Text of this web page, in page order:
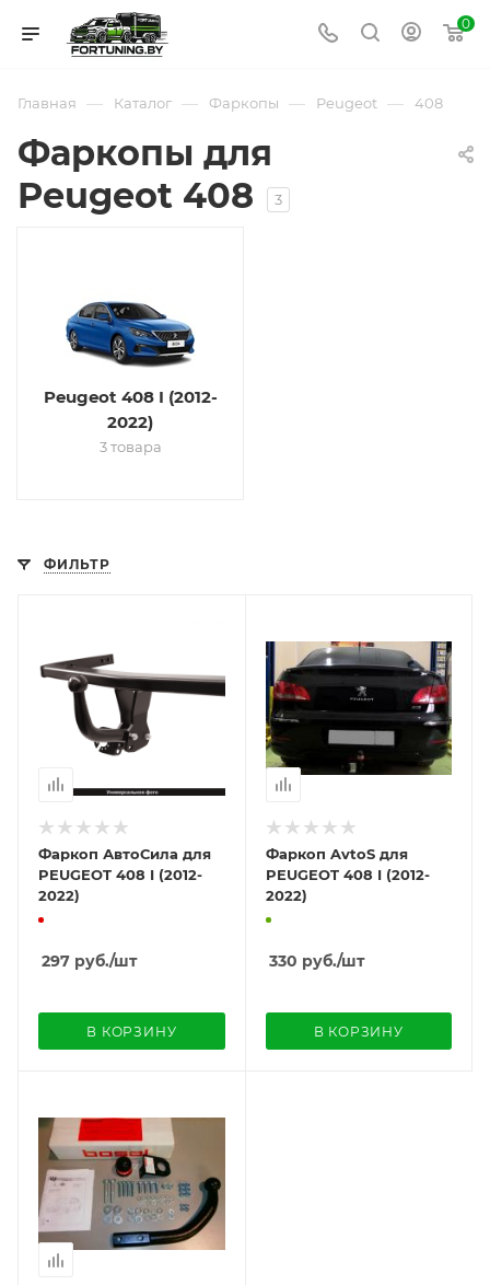
0
Главная — Каталог — Фаркопы — Peugeot — 408
Фаркопы для
Peugeot 408
3
Peugeot 408 I (2012-
2022)
3 товара
ФИЛЬТР
Фаркоп АвтоСила для
PEUGEOT 408 I (2012-
2022)
297 руб./шт
В КОРЗИНУ
Фаркоп AvtoS для
PEUGEOT 408 I (2012-
2022)
330 руб./шт
В КОРЗИНУ